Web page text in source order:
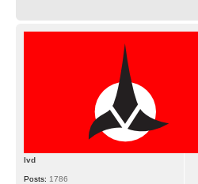
lvd
Posts: 1786